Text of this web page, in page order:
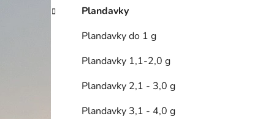
Plandavky
Plandavky do 1 g
Plandavky 1,1-2,0 g
Plandavky 2,1 - 3,0 g
Plandavky 3,1 - 4,0 g